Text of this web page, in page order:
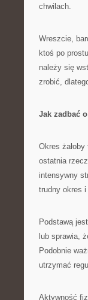
chwilach.
Wreszcie,
ktoś po
należy się
zrobić,
Jak zadbać
Okres
ostatnia
intensywny
trudny okres
Podstawą
lub sprawia,
Podobnie
utrzymać
Aktywność